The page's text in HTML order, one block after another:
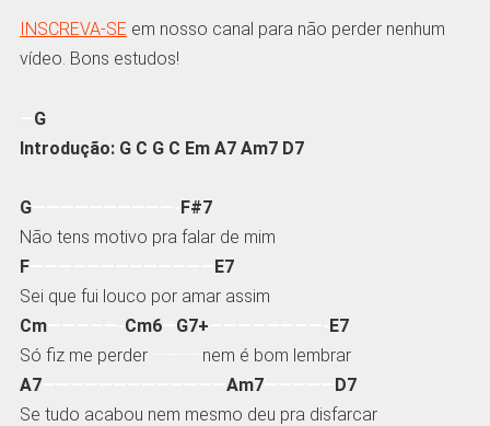
INSCREVA-SE em nosso canal para não perder nenhum
vídeo. Bons estudos!
G
Introdução: G C G C Em A7 Am7 D7
G——————————- F#7
Não tens motivo pra falar de mim
F————————————— E7
Sei que fui louco por amar assim
Cm—————- Cm6— G7+
E7
Só fiz me perder———– nem é bom lembrar
A7————————————— Am7————— D7
Se tudo acabou nem mesmo deu pra disfarcar